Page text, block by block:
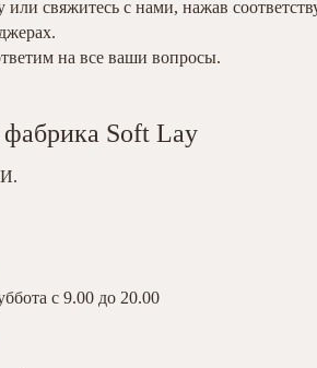
или свяжитесь с нами, нажав
на все ваши вопросы.
Soft Lay
с 9.00 до 20.00